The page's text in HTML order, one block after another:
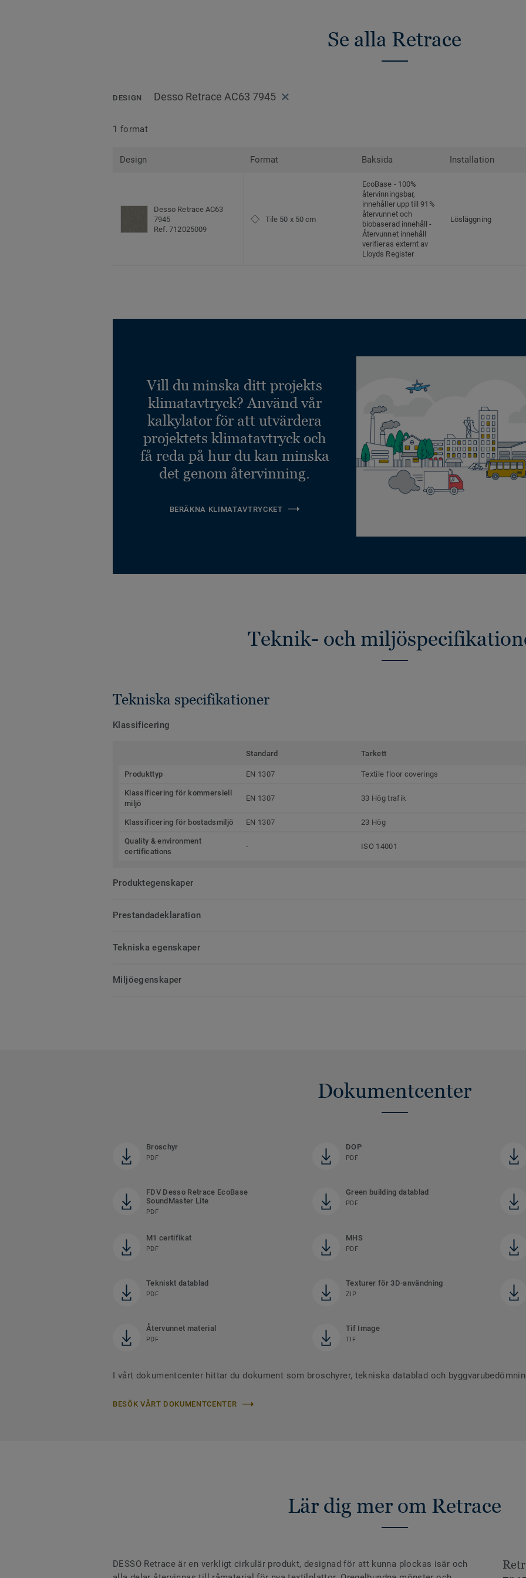
Se alla Retrace
DESIGN Desso Retrace AC63 7945
1 format
Design Format Baksida Installation
Desso Retrace AC63
7945
Ref. 712025009
Tile 50 x 50 cm
EcoBase - 100%
återvinningsbar,
innehåller upp till 91%
återvunnet och
biobaserad innehåll -
Återvunnet innehåll
verifieras externt av
Lloyds Register
Lösläggning
Vill du minska ditt projekts
klimatavtryck? Använd vår
kalkylator för att utvärdera
projektets klimatavtryck och
få reda på hur du kan minska
det genom återvinning.
BERÄKNA KLIMATAVTRYCKET
Teknik- och
Tekniska specifikationer
Klassificering
Standard Tarkett
Produkttyp EN 1307 Textile floor coverings
Klassificering för kommersiell
miljö
EN 1307 33 Hög trafik
Klassificering för bostadsmiljö EN 1307 23 Hög
Quality & environment
certifications
- ISO 14001
Produktegenskaper
Prestandadeklaration
Tekniska egenskaper
Miljöegenskaper
Dokumentcenter
Broschyr
PDF
DOP
PDF
FDV Desso Retrace EcoBase
SoundMaster Lite
PDF
Green building datablad
PDF
M1 certifikat
PDF
MHS
PDF
Tekniskt datablad
PDF
Texturer för 3D-användning
ZIP
Återvunnet material
PDF
Tif Image
TIF
I vårt dokumentcenter hittar du dokument som broschyrer, tekniska datablad och
BESÖK VÅRT DOKUMENTCENTER
Lär dig mer om Retrace
DESSO Retrace är en verkligt cirkulär produkt, designad för att kunna plockas isär och